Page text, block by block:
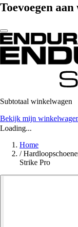
Toevoegen
Subtotaal winkelwagen
Bekijk mijn
Loading...
Home
/
Strike Pro